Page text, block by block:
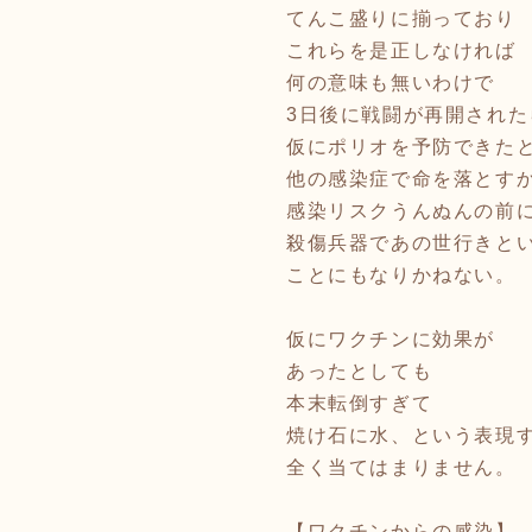
てんこ盛りに揃っており
これらを是正しなければ
何の意味も無いわけで
3日後に戦闘が再開された
仮にポリオを予防できた
他の感染症で命を落とす
感染リスクうんぬんの前に
殺傷兵器であの世行きと
ことにもなりかねない。
仮にワクチンに効果が
あったとしても
本末転倒すぎて
焼け石に水、という表現
全く当てはまりません。